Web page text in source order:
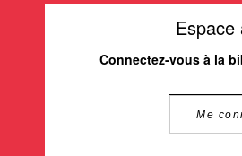
Espace
Connectez-vous à la
Me